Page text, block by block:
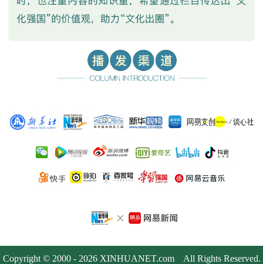
Copyright © 2000 - 2026 XINHUANET.com All Rights Reserved.